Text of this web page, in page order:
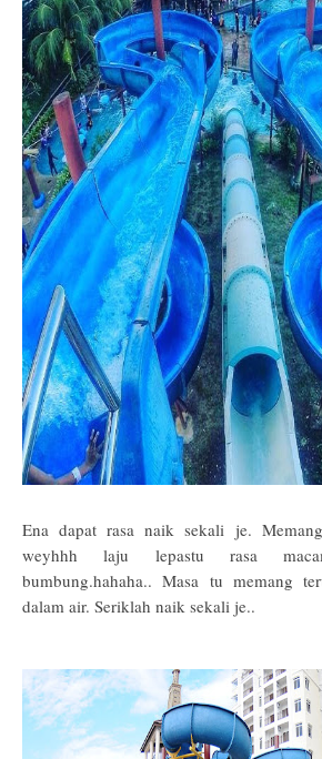
Ena dapat rasa naik sekali je.
weyhhh laju lepastu rasa
bumbung.hahaha.. Masa tu memang
dalam air. Seriklah naik sekali je..